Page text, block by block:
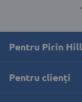
Pentru Pirin Hill
Pentru clienți